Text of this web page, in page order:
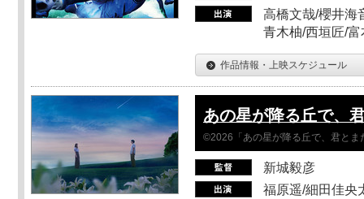
高橋文哉/櫻井海
青木柚/西垣匠/
作品情報・上映スケジュール
あの星が降る丘で、
©2026「あの星が降る丘で、君とま
新城毅彦
福原遥/細田佳央